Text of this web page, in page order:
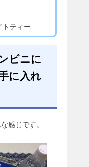
トティー
ビニに
に入れ
感じです。